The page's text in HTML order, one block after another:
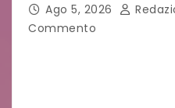
Ago 5, 2026
Commento